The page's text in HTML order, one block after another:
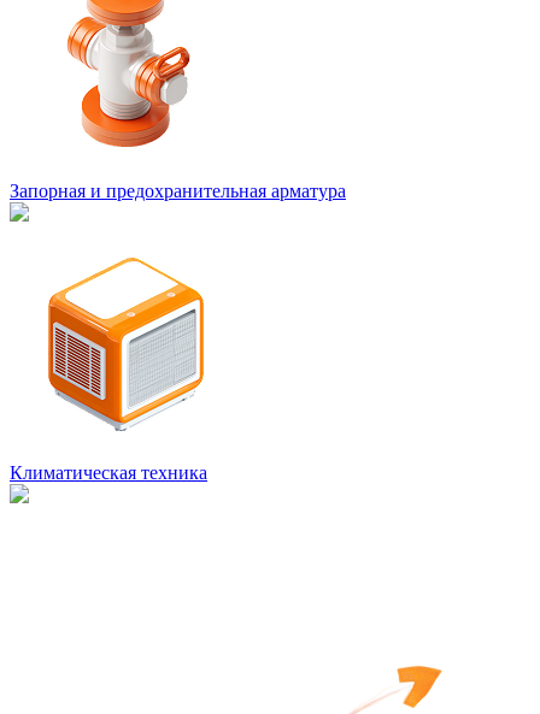
Запорная и предохранительная арматура
Климатическая техника